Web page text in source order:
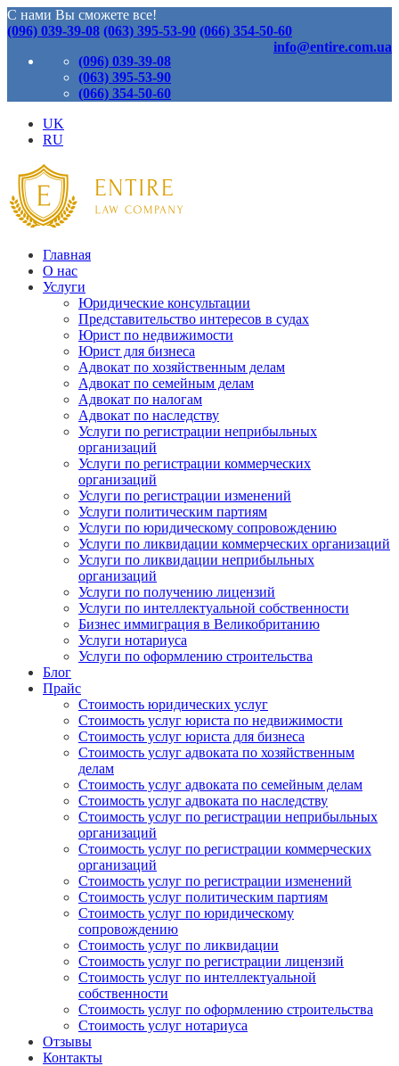
С нами Вы сможете все!
(096) 039-39-08 (063) 395-53-90 (066) 354-50-60
info@entire.com.ua
(096) 039-39-08
(063) 395-53-90
(066) 354-50-60
UK
RU
Главная
О нас
Услуги
Юридические консультации
Представительство интересов в судах
Юрист по недвижимости
Юрист для бизнеса
Адвокат по хозяйственным делам
Адвокат по семейным делам
Адвокат по налогам
Адвокат по наследству
Услуги по регистрации неприбыльных
организаций
Услуги по регистрации коммерческих
организаций
Услуги по регистрации изменений
Услуги политическим партиям
Услуги по юридическому сопровождению
Услуги по ликвидации коммерческих организаций
Услуги по ликвидации неприбыльных
организаций
Услуги по получению лицензий
Услуги по интеллектуальной собственности
Бизнес иммиграция в Великобританию
Услуги нотариуса
Услуги по оформлению строительства
Блог
Прайс
Стоимость юридических услуг
Стоимость услуг юриста по недвижимости
Стоимость услуг юриста для бизнеса
Стоимость услуг адвоката по хозяйственным
делам
Стоимость услуг адвоката по семейным делам
Стоимость услуг адвоката по наследству
Стоимость услуг по регистрации неприбыльных
организаций
Стоимость услуг по регистрации коммерческих
организаций
Стоимость услуг по регистрации изменений
Стоимость услуг политическим партиям
Стоимость услуг по юридическому
сопровождению
Стоимость услуг по ликвидации
Стоимость услуг по регистрации лицензий
Стоимость услуг по интеллектуальной
собственности
Стоимость услуг по оформлению строительства
Стоимость услуг нотариуса
Отзывы
Контакты